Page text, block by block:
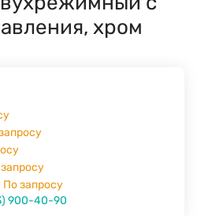
хром
По запросу
900-40-90